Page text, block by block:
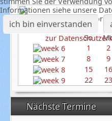
So
1
2
8
9
15
16
22
23
Nächste Termine
Informationen siehe unsere
ich bin einverstanden
zur